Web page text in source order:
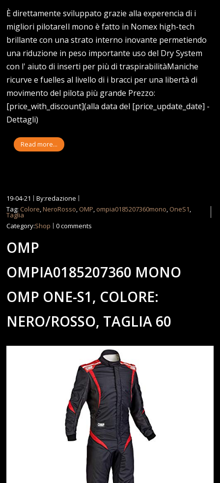
È direttamente sviluppato grazie alla experencia di i
migliori pilotareIl mono è fatto in Nomex high-tech
brillante con una strato interno inovante permetiendo
una riduzione in peso importante uso del Dry System
con l' aiuto di inserti per più di traspirabilitàManiche
ricurve e fuelles al livello di i bracci per una libertà di
movimento del pilota più grande Prezzo:
[price_with_discount](alla data del [price_update_date] -
Dettagli)
Read more...
19-04-21
By:redazione
Tag: Colore,NeroRosso, OMP, ompia0185207360mono, OneS1,
Taglia
Category:Shop 0 comments
OMP
OMPIA0185207360 MONO
OMP ONE-S1, COLORE:
NERO/ROSSO, TAGLIA 60